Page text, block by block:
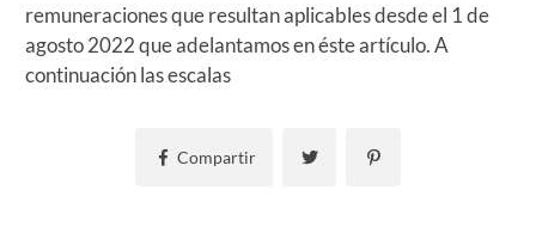
remuneraciones que resultan aplicables desde el 1 de
agosto 2022 que adelantamos en éste artículo. A
continuación las escalas
Compartir